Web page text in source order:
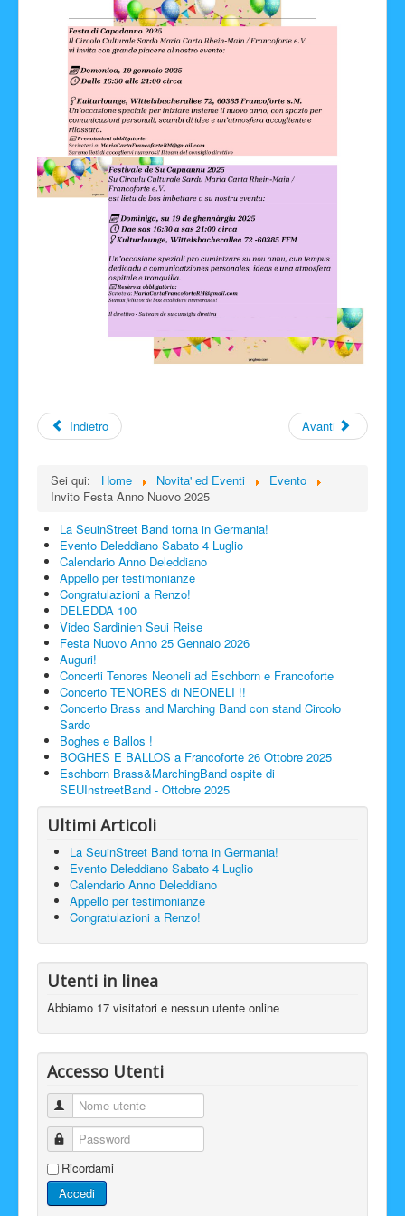
Facebook
Indietro Avanti
Sei qui: Home Novita' ed Eventi
Evento
Invito Festa Anno Nuovo 2025
La SeuinStreet Band torna in Germania!
Evento Deleddiano Sabato 4 Luglio
Calendario Anno Deleddiano
Appello per testimonianze
Congratulazioni a Renzo!
DELEDDA 100
Video Sardinien Seui Reise
Festa Nuovo Anno 25 Gennaio 2026
Auguri!
Concerti Tenores Neoneli ad Eschborn e Francoforte
Concerto TENORES di NEONELI !!
Concerto Brass and Marching Band con stand Circolo
Sardo
Boghes e Ballos !
BOGHES E BALLOS a Francoforte 26 Ottobre 2025
Eschborn Brass&MarchingBand ospite di
SEUInstreetBand - Ottobre 2025
Ultimi Articoli
La SeuinStreet Band torna in Germania!
Evento Deleddiano Sabato 4 Luglio
Calendario Anno Deleddiano
Appello per testimonianze
Congratulazioni a Renzo!
Utenti in linea
Abbiamo 17 visitatori e nessun utente online
Accesso Utenti
Nome utente
Password
Ricordami
Accedi